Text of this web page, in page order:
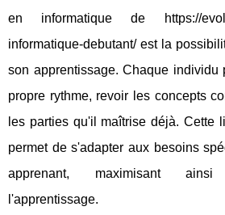
en informatique de https://
informatique-debutant/ est la
son apprentissage. Chaque individu
propre rythme, revoir les concepts
les parties qu'il maîtrise déjà. Cette
permet de s'adapter aux besoins
apprenant, maximisant
l'apprentissage.